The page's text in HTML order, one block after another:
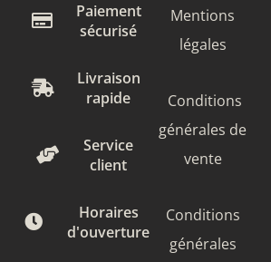
Paiement
sécurisé
Livraison
rapide
Service
client
Horaires
d'ouverture
Mentions
légales
Conditions
générales de
vente
Conditions
générales